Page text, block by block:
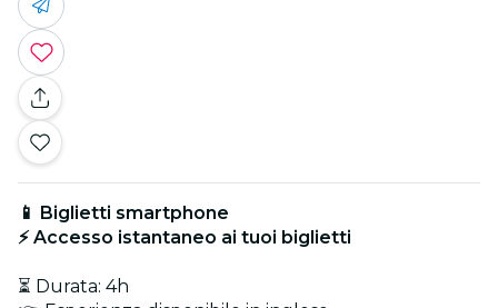
📱 Biglietti smartphone
⚡ Accesso istantaneo ai tuoi biglietti
⏳ Durata: 4h